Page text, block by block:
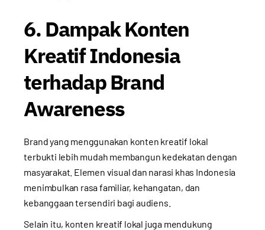
6. Dampak Konten
Kreatif Indonesia
terhadap Brand
Awareness
Brand yang menggunakan konten kreatif lokal
terbukti lebih mudah membangun kedekatan dengan
masyarakat. Elemen visual dan narasi khas Indonesia
menimbulkan rasa familiar, kehangatan, dan
kebanggaan tersendiri bagi audiens.
Selain itu, konten kreatif lokal juga mendukung